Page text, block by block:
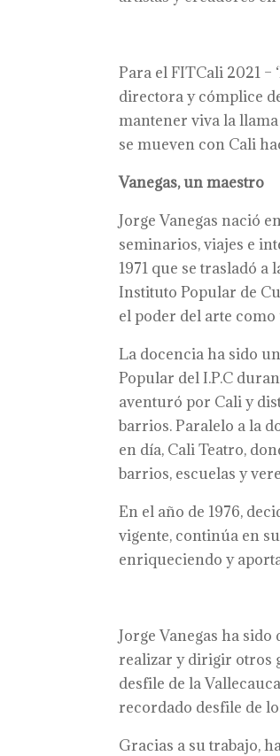
Para el FITCali 2021 –
directora y cómplice
mantener viva la
se mueven con Cali
Vanegas, un maestro
Jorge Vanegas nació
seminarios, viajes e
1971 que se trasladó
Instituto Popular de
el poder del arte
La docencia ha sido
Popular del I.P.C
aventuró por Cali y
barrios. Paralelo a la
en día, Cali Teatro,
barrios, escuelas y
En el año de 1976,
vigente, continúa en
enriqueciendo y
Jorge Vanegas ha
realizar y dirigir otros
desfile de la
recordado desfile de
Gracias a su trabajo,